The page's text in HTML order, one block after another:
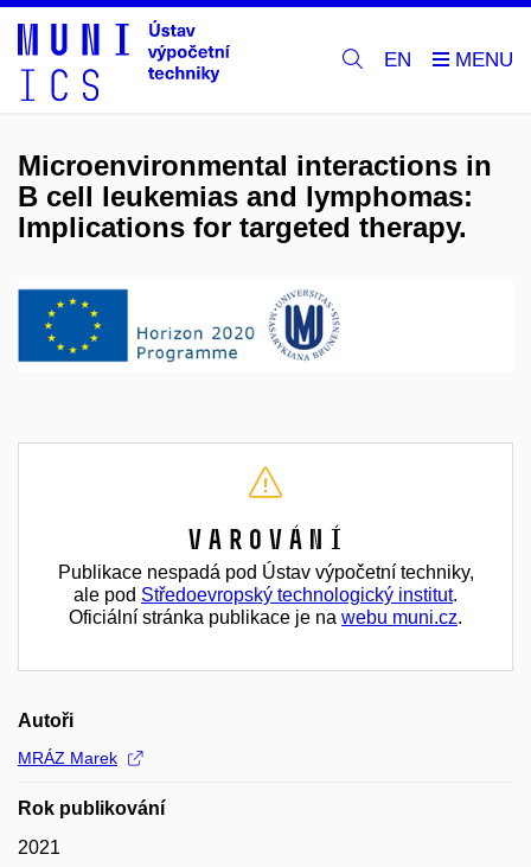
EN
Microenvironmental interactions in
B cell leukemias and lymphomas:
Implications for targeted therapy.
Varování
Publikace nespadá pod Ústav výpočetní techniky,
ale pod Středoevropský technologický institut.
Oficiální stránka publikace je na webu muni.cz.
Autoři
MRÁZ Marek
Rok publikování
2021